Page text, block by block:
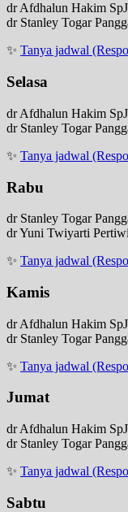
dr Afdhalun Hakim
dr Stanley Togar
✨ Tanya jadwal
Selasa
dr Afdhalun Hakim
dr Stanley Togar
✨ Tanya jadwal
Rabu
dr Stanley Togar
dr Yuni Twiyarti
✨ Tanya jadwal
Kamis
dr Afdhalun Hakim
dr Stanley Togar
✨ Tanya jadwal
Jumat
dr Afdhalun Hakim
dr Stanley Togar
✨ Tanya jadwal
Sabtu